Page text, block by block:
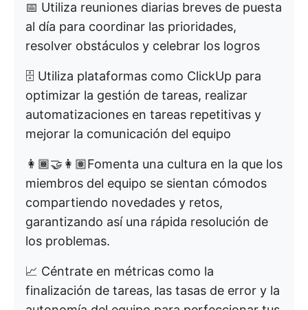
📅 Utiliza reuniones diarias breves de puesta
al día para coordinar las prioridades,
resolver obstáculos y celebrar los logros
🗄️ Utiliza plataformas como ClickUp para
optimizar la gestión de tareas, realizar
automatizaciones en tareas repetitivas y
mejorar la comunicación del equipo
👩🏾‍🤝‍👩🏽Fomenta una cultura en la que los
miembros del equipo se sientan cómodos
compartiendo novedades y retos,
garantizando así una rápida resolución de
los problemas.
📈 Céntrate en métricas como la
finalización de tareas, las tasas de error y la